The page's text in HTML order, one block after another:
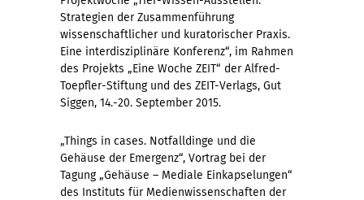
Strategien der Zusammenführung
wissenschaftlicher und kuratorischer Praxis.
Eine interdisziplinäre Konferenz“, im Rahmen
des Projekts „Eine Woche ZEIT“ der Alfred-
Toepfler-Stiftung und des ZEIT-Verlags, Gut
Siggen, 14.-20. September 2015.
„Things in cases. Notfalldinge und die
Gehäuse der Emergenz“, Vortrag bei der
Tagung „Gehäuse – Mediale Einkapselungen“
des Instituts für Medienwissenschaften der